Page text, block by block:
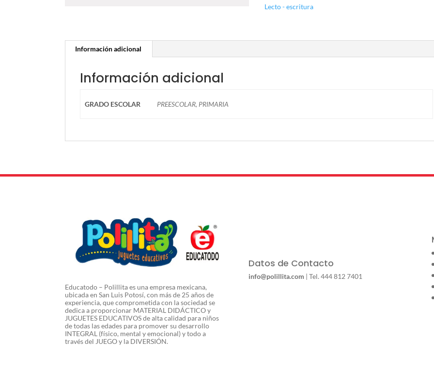
Lecto - escritura
Información adicional
Información adicional
GRADO ESCOLAR PREESCOLAR, PRIMARIA
Educatodo – Polillita es una empresa mexicana,
ubicada en San Luis Potosí, con más de 25 años de
experiencia, que comprometida con la sociedad se
dedica a proporcionar MATERIAL DIDÁCTICO y
JUGUETES EDUCATIVOS de alta calidad para niños
de todas las edades para promover su desarrollo
INTEGRAL (físico, mental y emocional) y todo a
través del JUEGO y la DIVERSIÓN.
Datos de Contacto
info@polillita.com | Tel. 444 812 7401